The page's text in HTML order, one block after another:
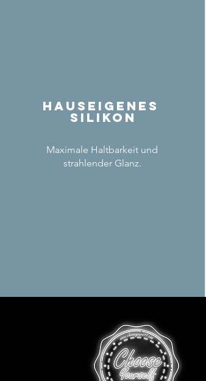
Hauseigenes
Silikon
Maximale Haltbarkeit und
strahlender Glanz.